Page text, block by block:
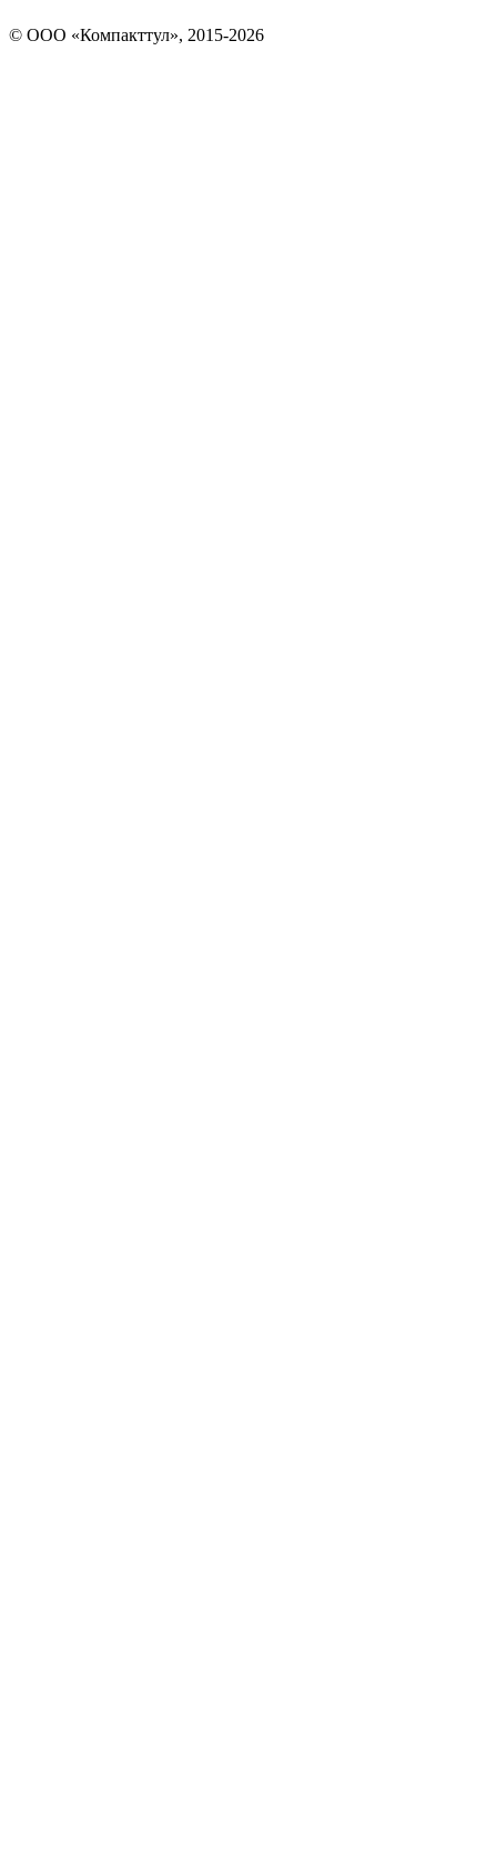
© OOO «Компакттул», 2015-2026